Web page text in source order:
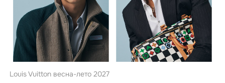
Louis Vuitton весна-лето 2027